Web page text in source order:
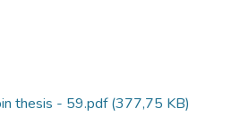
thesis - 59.pdf(377,75 KB)